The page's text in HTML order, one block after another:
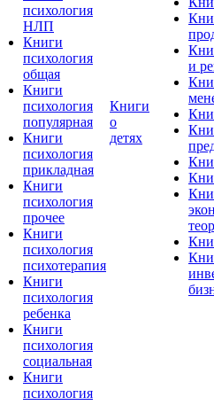
психология
НЛП
Книги
психология
общая
Книги
психология
популярная
Книги
психология
прикладная
Книги
психология
прочее
Книги
психология
психотерапия
Книги
психология
ребенка
Книги
психология
социальная
Книги
психология
Книги
о
детях
и